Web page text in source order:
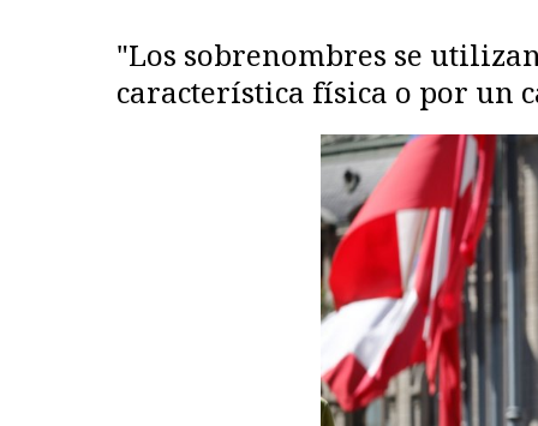
"Los sobrenombres se
característica física o por un